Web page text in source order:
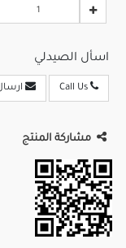
اسأل الصيدلي
مشاركة المنتج